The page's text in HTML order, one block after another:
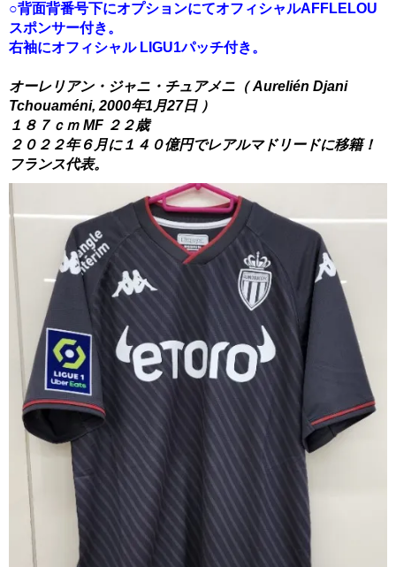
○背面背番号下にオプションにてオフィシャルAFFLELOU
スポンサー付き。
右袖にオフィシャル LIGU1パッチ付き。
オーレリアン・ジャニ・チュアメニ（ Aurelién Djani
Tchouaméni, 2000年1月27日 ）
１８７ｃｍ MF ２２歳
２０２２年６月に１４０億円でレアルマドリードに移籍！
フランス代表。